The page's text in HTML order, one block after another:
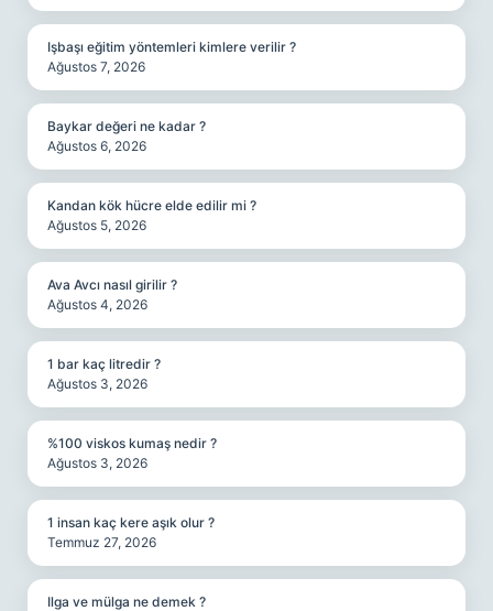
Işbaşı eğitim yöntemleri kimlere verilir ?
Ağustos 7, 2026
Baykar değeri ne kadar ?
Ağustos 6, 2026
Kandan kök hücre elde edilir mi ?
Ağustos 5, 2026
Ava Avcı nasıl girilir ?
Ağustos 4, 2026
1 bar kaç litredir ?
Ağustos 3, 2026
%100 viskos kumaş nedir ?
Ağustos 3, 2026
1 insan kaç kere aşık olur ?
Temmuz 27, 2026
Ilga ve mülga ne demek ?